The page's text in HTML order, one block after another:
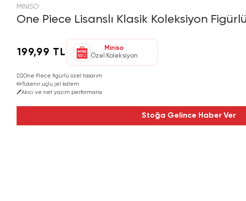
MINISO
One Piece Lisanslı Klasik Koleksiyon
199,99 TL
Miniso
Özel Koleksiyon
🏴‍☠️One Piece figürlü özel tasarım
✏️Tükenir uçlu jel kalem
🖊️Akıcı ve net yazım performansı
Stoğa Gelince Haber Ver